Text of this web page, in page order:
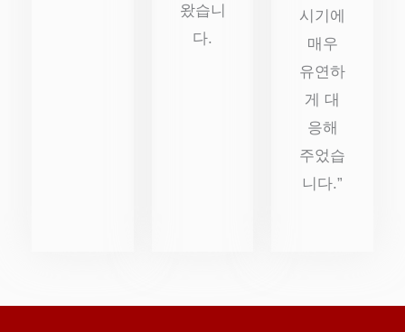
왔습니
다.
시기에
매우
유연하
게 대
응해
주었습
니다.”